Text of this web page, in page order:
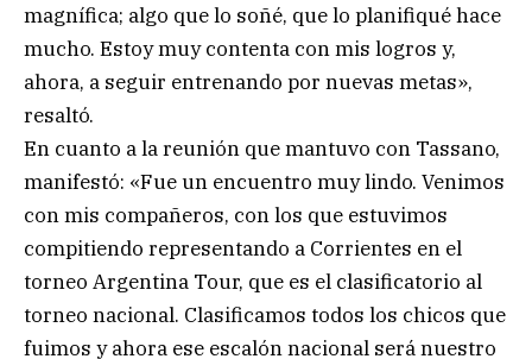
magnífica; algo que lo soñé, que lo planifiqué hace
mucho. Estoy muy contenta con mis logros y,
ahora, a seguir entrenando por nuevas metas»,
resaltó.
En cuanto a la reunión que mantuvo con Tassano,
manifestó: «Fue un encuentro muy lindo. Venimos
con mis compañeros, con los que estuvimos
compitiendo representando a Corrientes en el
torneo Argentina Tour, que es el clasificatorio al
torneo nacional. Clasificamos todos los chicos que
fuimos y ahora ese escalón nacional será nuestro